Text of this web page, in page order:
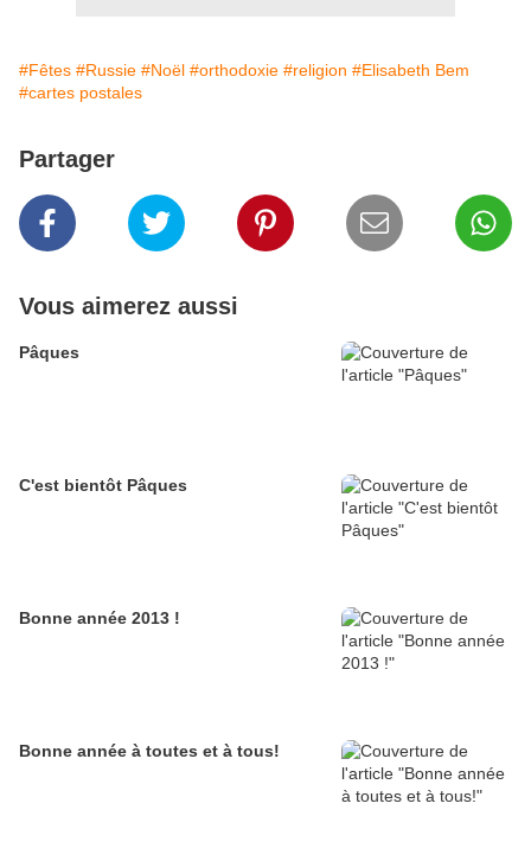
#Fêtes #Russie #Noël #orthodoxie #religion #Elisabeth Bem
#cartes postales
Partager
Vous aimerez aussi
Pâques
C'est bientôt Pâques
Bonne année 2013 !
Bonne année à toutes et à tous!